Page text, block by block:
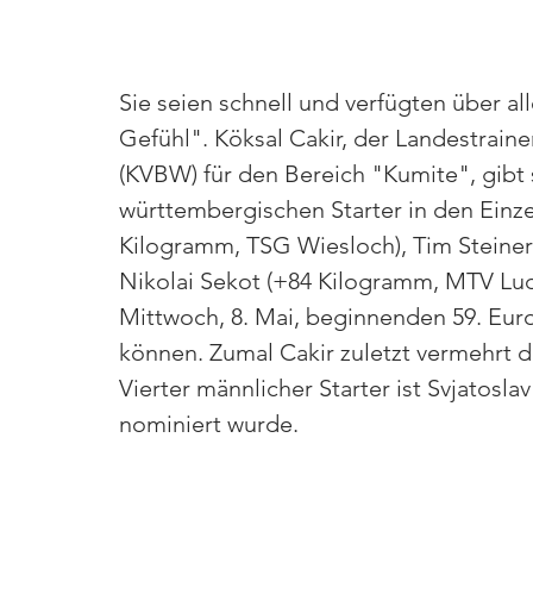
Sie seien schnell und verfügten über
Gefühl". Köksal Cakir, der
(KVBW) für den Bereich "Kumite",
württembergischen Starter in den
Kilogramm, TSG Wiesloch), Tim
Nikolai Sekot (+84 Kilogramm, MTV
Mittwoch, 8. Mai, beginnenden 59.
können. Zumal Cakir zuletzt vermehrt
Vierter männlicher Starter ist
nominiert wurde.